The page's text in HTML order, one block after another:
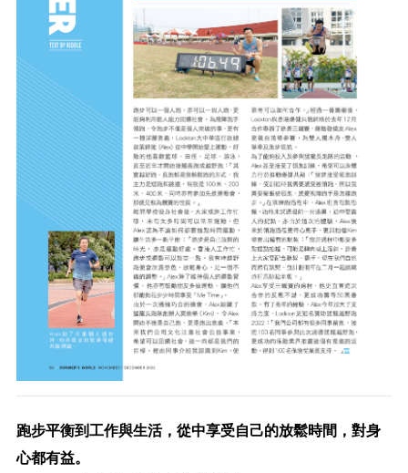
跑步平衡到工作與生活，從中享受自己的放鬆時間，對身
心都有益。